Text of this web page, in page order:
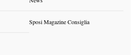
Sposi Magazine Consiglia